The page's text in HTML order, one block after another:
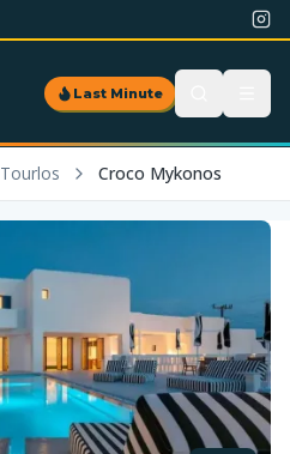
Last Minute
Tourlos Croco Mykonos